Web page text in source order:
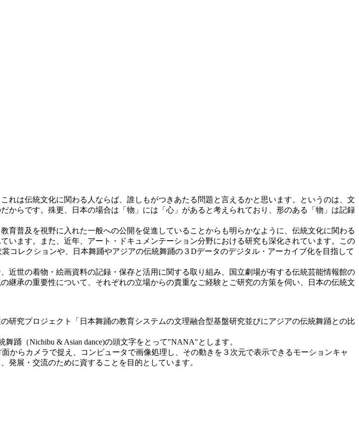
れは伝統文化に関わる人ならば、誰しもがつきあたる問題と言えるかと思います。というのは、文
からです。殊更、日本の場合は「物」には「心」があると考えられており、形のある「物」は記録
普及を視野に入れた一般への公開を促進していることからも明らかなように、伝統文化に関わる
います。また、近年、アート・ドキュメンテーション分野における研究も深化されています。この
コレクションや、日本舞踊やアジアの伝統舞踊の３Dデータのデジタル・アーカイブ化を目指して
近世の着物・絵画資料の記録・保存と活用に関する取り組み、国立劇場が有する伝統芸能情報館の
継承の重要性について、それぞれの立場からの貴重なご経験とご研究の方策を伺い、日本の伝統文
研究プロジェクト「日本舞踊の教育システムの文理融合型基盤研究並びにアジアの伝統舞踊との比
踊（Nichibu & Asian dance)の頭文字をとって"NANA"とします。
からカメラで捉え、コンピュータで画像処理し、その動きを３次元で表示できるモーションキャ
発展・交流のために資することを目的としています。